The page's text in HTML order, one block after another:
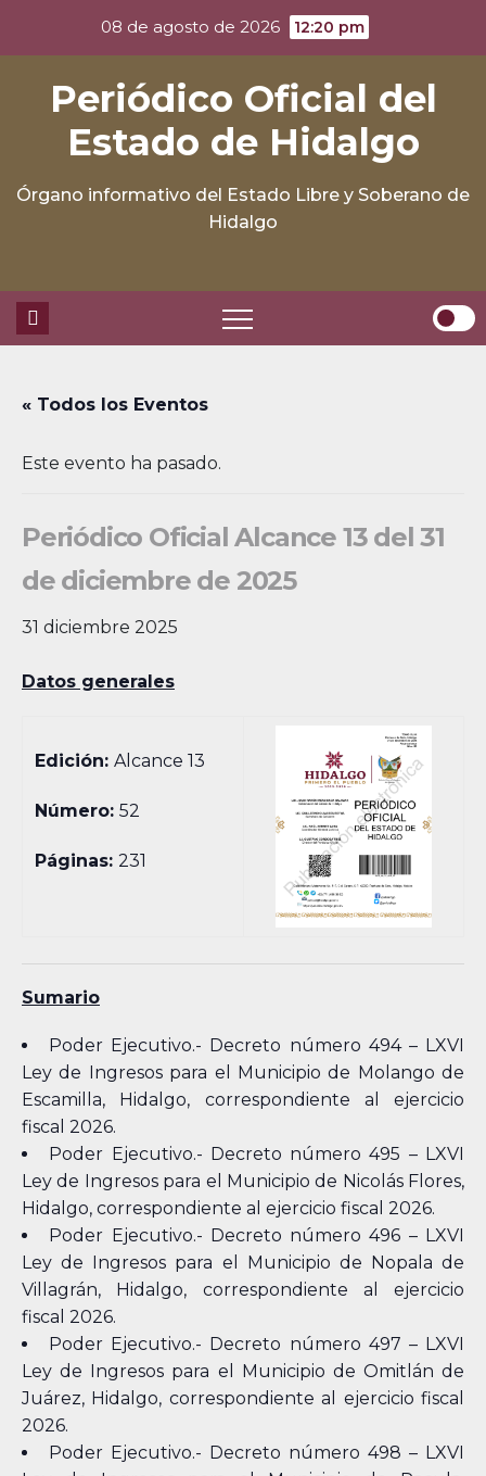
08 de agosto de 2026 12:20 pm
Periódico Oficial del
Estado de Hidalgo
Órgano informativo del Estado Libre y Soberano de
Hidalgo
« Todos los Eventos
Este evento ha pasado.
Periódico Oficial Alcance 13 del 31
de diciembre de 2025
31 diciembre 2025
Datos generales
Edición:Alcance 13
Número:52
Páginas:231
Sumario
Poder Ejecutivo.- Decreto número 494 – LXVI
Ley de Ingresos para el Municipio de Molango de
Escamilla, Hidalgo, correspondiente al ejercicio
fiscal 2026.
Poder Ejecutivo.- Decreto número 495 – LXVI
Ley de Ingresos para el Municipio de Nicolás Flores,
Hidalgo, correspondiente al ejercicio fiscal 2026.
Poder Ejecutivo.- Decreto número 496 – LXVI
Ley de Ingresos para el Municipio de Nopala de
Villagrán, Hidalgo, correspondiente al ejercicio
fiscal 2026.
Poder Ejecutivo.- Decreto número 497 – LXVI
Ley de Ingresos para el Municipio de Omitlán de
Juárez, Hidalgo, correspondiente al ejercicio fiscal
2026.
Poder Ejecutivo.- Decreto número 498 – LXVI